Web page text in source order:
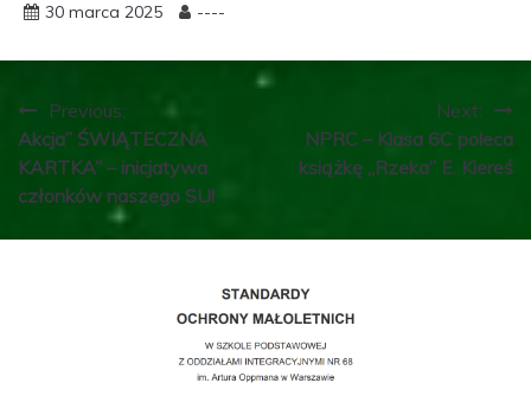
30 marca 2025 ----
Nawigacja
wpisu
Previous:
Akcja” ŚWIĄTECZNA
KARTKA” – inicjatywa
członków naszego SU!
Next:
NPRC – Klasa 6C poleca
książkę ,,Rzeka” E. Kiereś